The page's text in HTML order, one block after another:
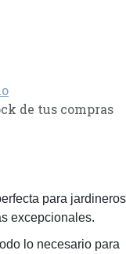
de tus compras
para jardineros
excepcionales.
lo necesario para